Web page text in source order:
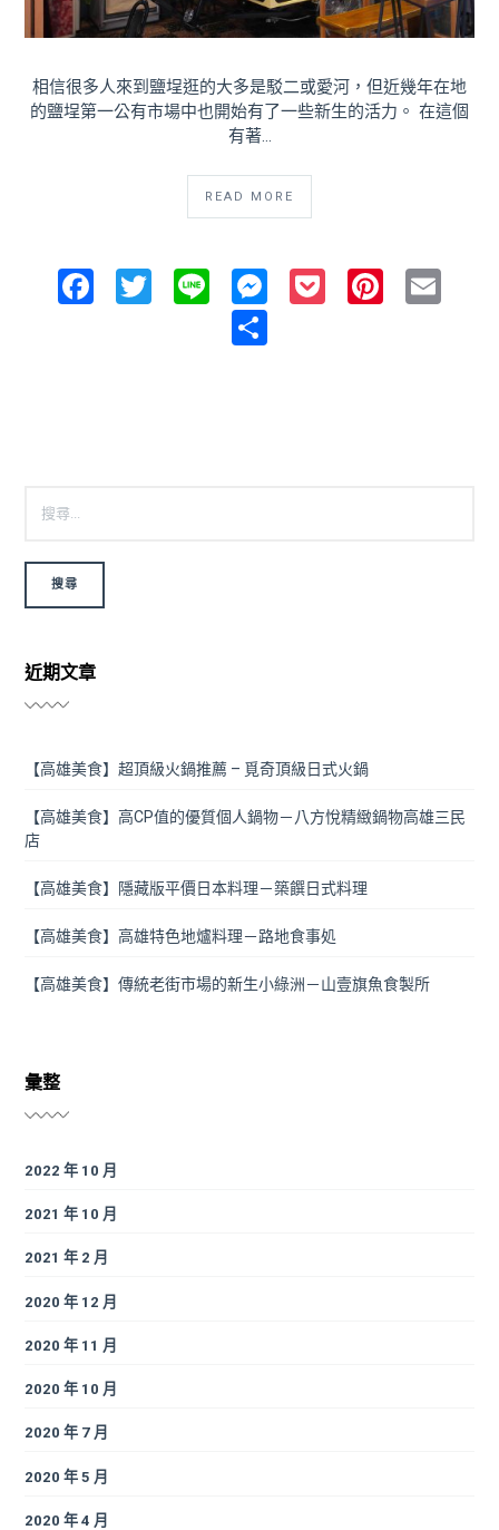
相信很多人來到鹽埕逛的大多是駁二或愛河，但近幾年在地
的鹽埕第一公有市場中也開始有了一些新生的活力。 在這個
有著…
READ MORE
Facebook
Twitter
Line Messenger
Pocket
近期文章
【高雄美食】超頂級火鍋推薦 – 覓奇頂級日式火鍋
【高雄美食】高CP值的優質個人鍋物－八方悅精緻鍋物高雄三民
店
【高雄美食】隱藏版平價日本料理－築饌日式料理
【高雄美食】高雄特色地爐料理－路地食事処
【高雄美食】傳統老街市場的新生小綠洲－山壹旗魚食製所
彙整
2022 年 10 月
2021 年 10 月
2021 年 2 月
2020 年 12 月
2020 年 11 月
2020 年 10 月
2020 年 7 月
2020 年 5 月
2020 年 4 月